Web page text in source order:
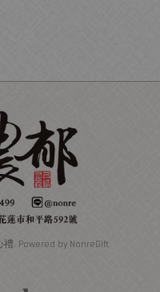
. Powered by NonreGift